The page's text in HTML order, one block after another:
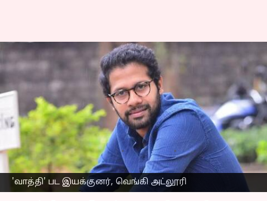
'வாத்தி' பட இயக்குனர், வெங்கி அட்லூரி
சர்ச்சையை கிளப்பிய
இடஒதுக்கீடு தொடர்பான
பேச்சுக்கு விளக்கம்
அளித்துள்ள 'வாத்தி'
இயக்குனர்
எழுதியவர் Venkatalakshmi V Feb 27, 2023 09:38 am
செய்தி முன்னோட்டம்